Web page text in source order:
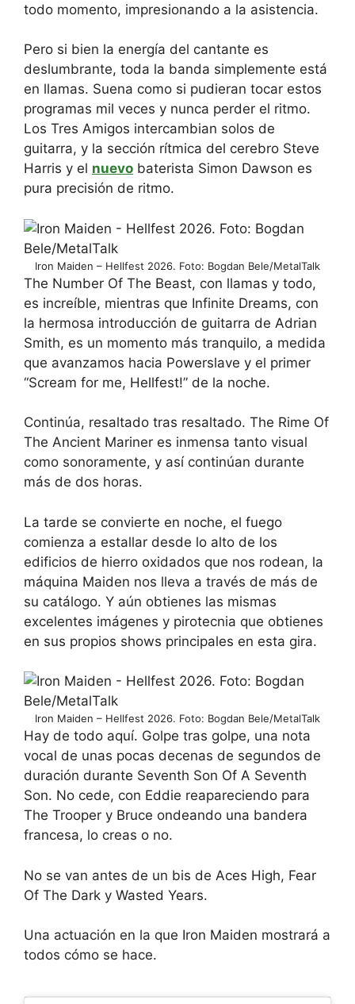
todo momento, impresionando a la asistencia.
Pero si bien la energía del cantante es
deslumbrante, toda la banda simplemente está
en llamas. Suena como si pudieran tocar estos
programas mil veces y nunca perder el ritmo.
Los Tres Amigos intercambian solos de
guitarra, y la sección rítmica del cerebro Steve
Harris y el nuevo baterista Simon Dawson es
pura precisión de ritmo.
Iron Maiden – Hellfest 2026. Foto: Bogdan Bele/MetalTalk
The Number Of The Beast, con llamas y todo,
es increíble, mientras que Infinite Dreams, con
la hermosa introducción de guitarra de Adrian
Smith, es un momento más tranquilo, a medida
que avanzamos hacia Powerslave y el primer
“Scream for me, Hellfest!” de la noche.
Continúa, resaltado tras resaltado. The Rime Of
The Ancient Mariner es inmensa tanto visual
como sonoramente, y así continúan durante
más de dos horas.
La tarde se convierte en noche, el fuego
comienza a estallar desde lo alto de los
edificios de hierro oxidados que nos rodean, la
máquina Maiden nos lleva a través de más de
su catálogo. Y aún obtienes las mismas
excelentes imágenes y pirotecnia que obtienes
en sus propios shows principales en esta gira.
Iron Maiden – Hellfest 2026. Foto: Bogdan Bele/MetalTalk
Hay de todo aquí. Golpe tras golpe, una nota
vocal de unas pocas decenas de segundos de
duración durante Seventh Son Of A Seventh
Son. No cede, con Eddie reapareciendo para
The Trooper y Bruce ondeando una bandera
francesa, lo creas o no.
No se van antes de un bis de Aces High, Fear
Of The Dark y Wasted Years.
Una actuación en la que Iron Maiden mostrará a
todos cómo se hace.